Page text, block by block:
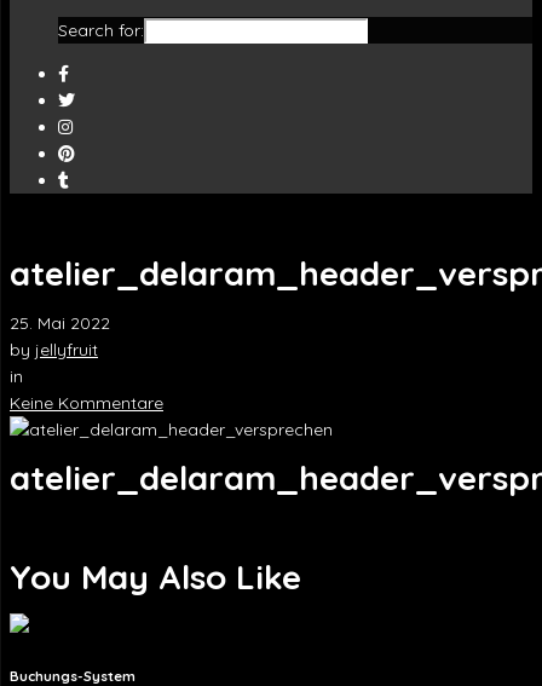
Search for:
25. Mai 2022
by jellyfruit
in
Keine Kommentare
You May Also Like
Buchungs-System